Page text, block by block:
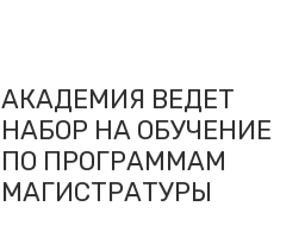
АКАДЕМИЯ ВЕДЕТ
НАБОР НА ОБУЧЕНИЕ
ПО ПРОГРАММАМ
МАГИСТРАТУРЫ